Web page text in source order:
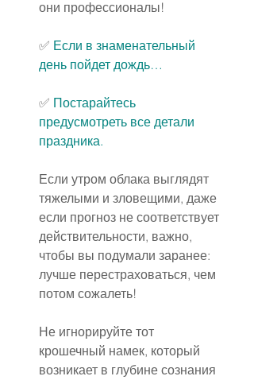
они профессионалы!
✅️ Если в знаменательный
день пойдет дождь…
✅️ Постарайтесь
предусмотреть все детали
праздника.
Если утром облака выглядят
тяжелыми и зловещими, даже
если прогноз не соответствует
действительности, важно,
чтобы вы подумали заранее:
лучше перестраховаться, чем
потом сожалеть!
Не игнорируйте тот
крошечный намек, который
возникает в глубине сознания